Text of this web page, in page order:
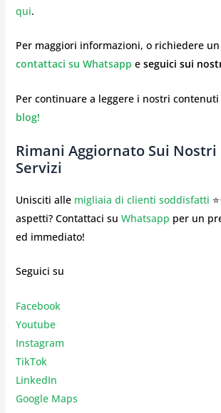
qui.
Per maggiori informazioni, o richiedere
contattaci su Whatsapp e seguici sui
Per continuare a leggere i nostri
blog!
Rimani Aggiornato Sui Nostri
Servizi
Unisciti alle migliaia di clienti soddisfatti
aspetti? Contattaci su Whatsapp per un
ed immediato!
Seguici su
Facebook
Youtube
Instagram
TikTok
LinkedIn
Google Maps